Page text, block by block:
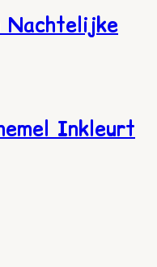
Nachtelijke
Inkleurt